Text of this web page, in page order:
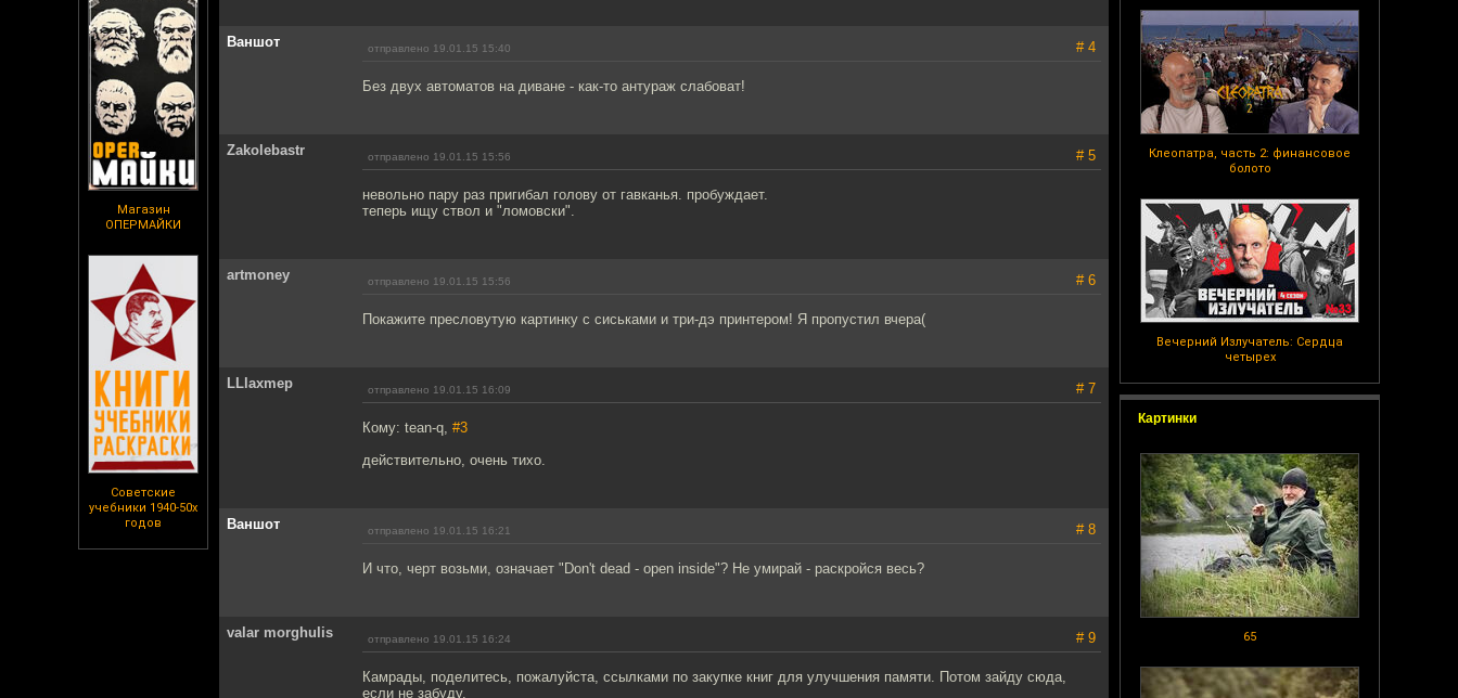
Магазин
ОПЕРМАЙКИ
Советские
учебники 1940-50х
годов
Клеопатра, часть 2: финансовое
болото
Вечерний Излучатель: Сердца
четырех
Картинки
65
Ваншот отправлено 19.01.15 15:40 # 4
Без двух автоматов на диване - как-то антураж слабоват!
Zakolebastr отправлено 19.01.15 15:56 # 5
невольно пару раз пригибал голову от гавканья. пробуждает.
теперь ищу ствол и "ломовски".
artmoney отправлено 19.01.15 15:56 # 6
Покажите пресловутую картинку с сиськами и три-дэ принтером! Я пропустил вчера(
LLlaxmep отправлено 19.01.15 16:09 # 7
Кому: tean-q, #3
действительно, очень тихо.
Ваншот отправлено 19.01.15 16:21 # 8
И что, черт возьми, означает "Don't dead - open inside"? Не умирай - раскройся весь?
valar morghulis отправлено 19.01.15 16:24 # 9
Камрады, поделитесь, пожалуйста, ссылками по закупке книг для улучшения памяти. Потом зайду сюда,
если не забуду.